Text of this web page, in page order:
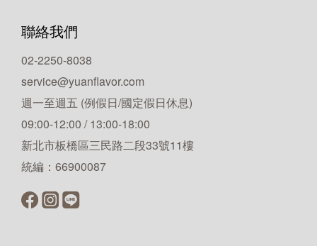
聯絡我們
02-2250-8038
service@yuanflavor.com
週一至週五 (例假日/國定假日休息)
09:00-12:00 / 13:00-18:00
新北市板橋區三民路二段33號11樓
統編：66900087